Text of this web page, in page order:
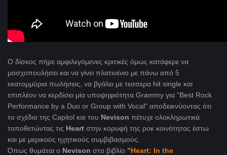
Ο δίσκος πήρε αμφιλεγόμενες κριτικές όμως κατάφερε να
μοσχοπουλήσει και να γίνει πλατινένιο με πάνω από 5
εκατομμύρια πωλήσεις, να βγάλει με τεσσερα hit single και
επιπλέον να κερδίσει μία υποψηφιότητα Grammy για "Best Rock
Performance by a Duo or Group with Vocal" αποδεικνύοντας ότι
το σχέδιο της Capitol και του Nevison πέτυχε ολοκληρωτικά
τοποθετώντας τις Heart στην κορυφή της ροκ κοινότητας έστω
και με μερικούς ηχητικούς συμβιβασμούς.
Όπως θυμάται ο Nevison στο βιβλίο "Heart: In the